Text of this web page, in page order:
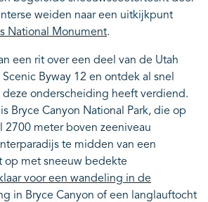
weiden naar een uitkijkpunt
National Monument.
een rit over een deel van de Utah
Byway 12 en ontdek al snel
deze onderscheiding heeft verdiend.
Bryce Canyon National Park, die op
2700 meter boven zeeniveau
te midden van een
op met sneeuw bedekte
voor een wandeling in de
in Bryce Canyon of een langlauftocht